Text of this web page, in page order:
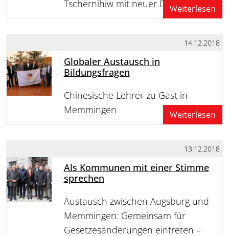
Tschernihiw mit neuer Doppelspitze
Weiterlesen
14.12.2018
Globaler Austausch in
Bildungsfragen
Chinesische Lehrer zu Gast in
Memmingen
Weiterlesen
13.12.2018
Als Kommunen mit einer Stimme
sprechen
Austausch zwischen Augsburg und
Memmingen: Gemeinsam für
Gesetzesänderungen eintreten –